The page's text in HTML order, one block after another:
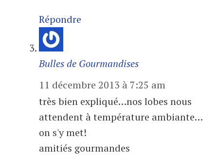
Répondre
Bulles de Gourmandises
11 décembre 2013 à 7:25 am
très bien expliqué…nos lobes nous
attendent à température ambiante…
on s'y met!
amitiés gourmandes